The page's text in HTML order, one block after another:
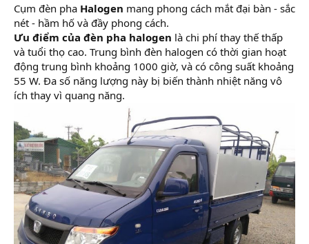
Cụm đèn pha Halogen mang phong cách mắt đại bàn - sắc
nét - hầm hố và đầy phong cách.
Ưu điểm của đèn pha halogen là chi phí thay thế thấp
và tuổi thọ cao. Trung bình đèn halogen có thời gian hoạt
động trung bình khoảng 1000 giờ, và có công suất khoảng
55 W. Đa số năng lượng này bị biến thành nhiệt năng vô
ích thay vì quang năng.